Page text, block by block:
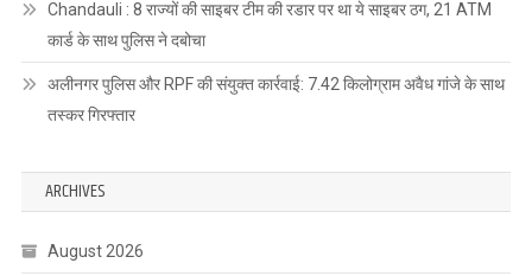
Chandauli : 8 राज्यों की साइबर टीम की रडार पर था ये साइबर ठग, 21 ATM
कार्ड के साथ पुलिस ने दबोचा
अलीनगर पुलिस और RPF की संयुक्त कार्रवाई: 7.42 किलोग्राम अवैध गांजे के साथ
तस्कर गिरफ्तार
ARCHIVES
August 2026